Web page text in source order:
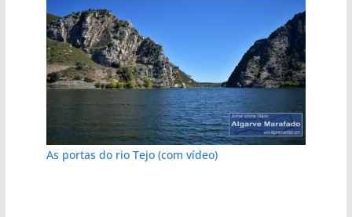
As portas do rio Tejo (com vídeo)